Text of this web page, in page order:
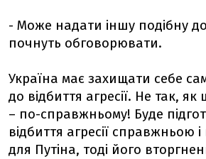
- Може надати іншу подібну
почнуть обговорювати.
Україна має захищати себе
до відбиття агресії. Не так,
– по-справжньому! Буде
відбиття агресії справжньою
для Путіна, тоді його